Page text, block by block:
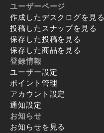
ユーザーページ
作成したデスクログを見る
投稿したスナップを見る
保存した投稿を見る
保存した商品を見る
登録情報
ユーザー設定
ポイント管理
アカウント設定
通知設定
お知らせ
お知らせを見る